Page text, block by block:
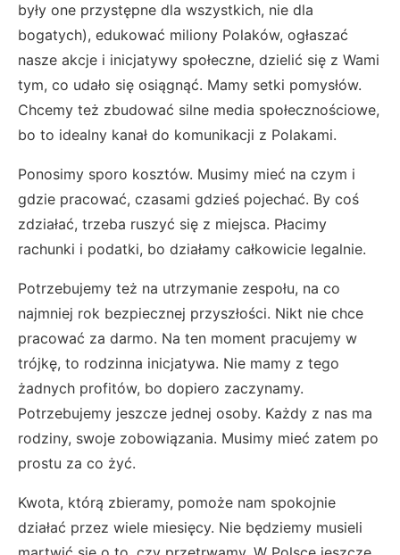
były one przystępne dla wszystkich, nie dla
bogatych), edukować miliony Polaków, ogłaszać
nasze akcje i inicjatywy społeczne, dzielić się z Wami
tym, co udało się osiągnąć. Mamy setki pomysłów.
Chcemy też zbudować silne media społecznościowe,
bo to idealny kanał do komunikacji z Polakami.
Ponosimy sporo kosztów. Musimy mieć na czym i
gdzie pracować, czasami gdzieś pojechać. By coś
zdziałać, trzeba ruszyć się z miejsca. Płacimy
rachunki i podatki, bo działamy całkowicie legalnie.
Potrzebujemy też na utrzymanie zespołu, na co
najmniej rok bezpiecznej przyszłości. Nikt nie chce
pracować za darmo. Na ten moment pracujemy w
trójkę, to rodzinna inicjatywa. Nie mamy z tego
żadnych profitów, bo dopiero zaczynamy.
Potrzebujemy jeszcze jednej osoby. Każdy z nas ma
rodziny, swoje zobowiązania. Musimy mieć zatem po
prostu za co żyć.
Kwota, którą zbieramy, pomoże nam spokojnie
działać przez wiele miesięcy. Nie będziemy musieli